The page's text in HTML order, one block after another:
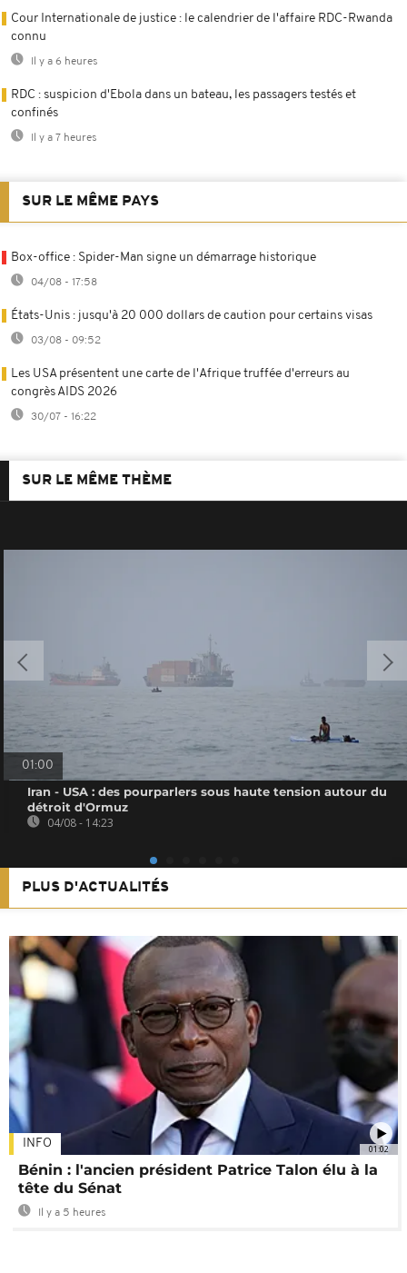
Cour Internationale de justice : le calendrier de l'affaire RDC-Rwanda
connu
Il y a 6 heures
RDC : suspicion d'Ebola dans un bateau, les passagers testés et
confinés
Il y a 7 heures
SUR LE MÊME PAYS
Box-office : Spider-Man signe un démarrage historique
04/08 - 17:58
États-Unis : jusqu'à 20 000 dollars de caution pour certains visas
03/08 - 09:52
Les USA présentent une carte de l'Afrique truffée d'erreurs au
congrès AIDS 2026
30/07 - 16:22
SUR LE MÊME THÈME
01:00
Iran - USA : des pourparlers sous haute tension autour du
détroit d'Ormuz
04/08 - 14:23
PLUS D'ACTUALITÉS
01:02
INFO
Bénin : l'ancien président Patrice Talon élu à la
tête du Sénat
Il y a 5 heures